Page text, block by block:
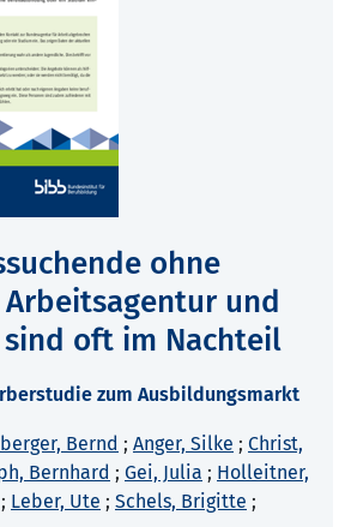
ohne
und
oft im Nachteil
zum Ausbildungsmarkt
Bernd ; Anger, Silke ; Christ,
Bernhard ; Gei, Julia ; Holleitner,
; Leber, Ute ; Schels, Brigitte ;